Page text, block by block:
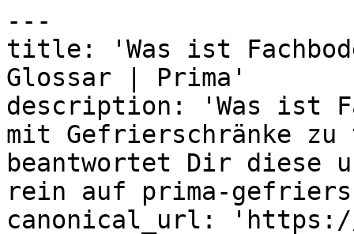
---
title: 'Was ist
Glossar | Prima'
description: 'Was ist
mit Gefrierschränke zu
beantwortet Dir diese
rein auf prima-
canonical_url: 'https://